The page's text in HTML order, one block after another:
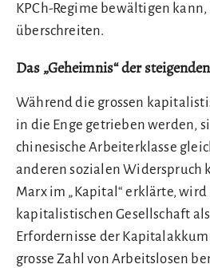
KPCh-Regime bewältigen
überschreiten.
Das „Geheimnis“ der
Während die grossen
in die Enge getrieben werden,
chinesische Arbeiterklasse
anderen sozialen Widerspruch
Marx im „Kapital“ erklärte,
kapitalistischen Gesellschaft
Erfordernisse der
grosse Zahl von Arbeitslosen